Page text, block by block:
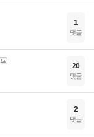
1
댓글
20
댓글
2
댓글